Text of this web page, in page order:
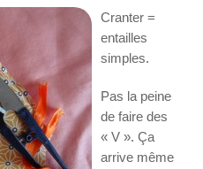
Cranter =
entailles
simples.
Pas la peine
de faire des
« V ». Ça
arrive même